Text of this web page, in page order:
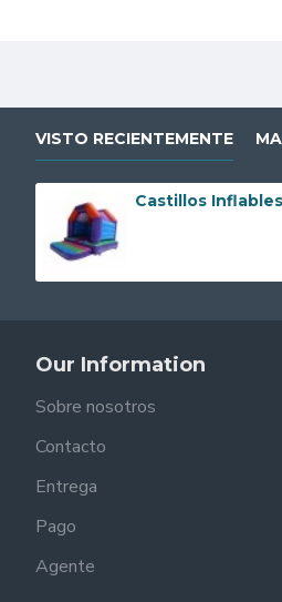
VISTO RECIENTEMENTE
Castillos
Our Information
Sobre nosotros
Contacto
Entrega
Pago
Agente